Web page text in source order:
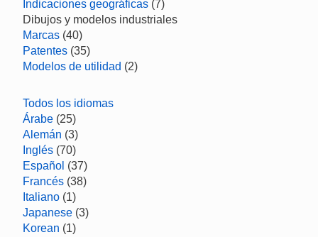
Indicaciones geográficas (7)
Dibujos y modelos industriales
Marcas (40)
Patentes (35)
Modelos de utilidad (2)
Todos los idiomas
Árabe (25)
Alemán (3)
Inglés (70)
Español (37)
Francés (38)
Italiano (1)
Japanese (3)
Korean (1)